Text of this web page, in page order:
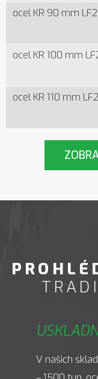
ocel KR 90 mm
ocel KR 100 mm
ocel KR 110 mm
V našich